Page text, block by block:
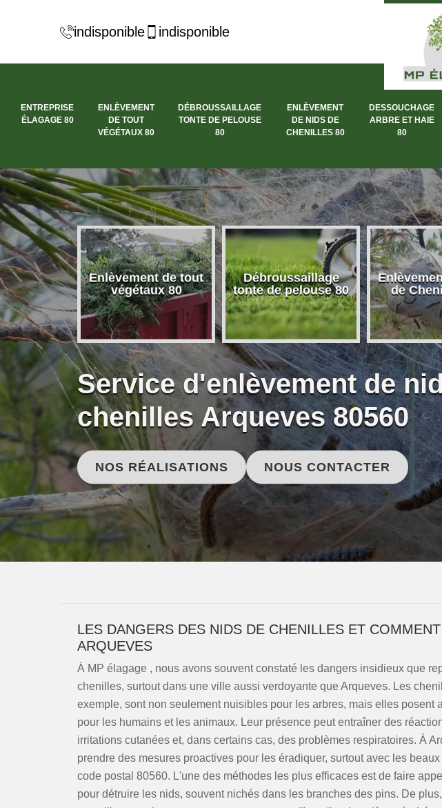
indisponible indisponible
ENTREPRISE
ÉLAGAGE 80
ENLÈVEMENT
DE TOUT
VÉGÉTAUX 80
DÉBROUSSAILLAGE
TONTE DE PELOUSE
80
ENLÈVEMENT
DE NIDS DE
CHENILLES 80
DESSOUCHAGE
ARBRE ET HAIE
80
élagage
Enlèvement de tout
végétaux 80
Débroussaillage
tonte de pelouse 80
de
Service d'enlèvement de
chenilles Arqueves 80560
NOS RÉALISATIONS NOUS CONTACTER
LES DANGERS DES NIDS DE CHENILLES ET
ARQUEVES
À MP élagage , nous avons souvent constaté les dangers insidieux que
chenilles, surtout dans une ville aussi verdoyante que Arqueves. Les
exemple, sont non seulement nuisibles pour les arbres, mais elles posent
pour les humains et les animaux. Leur présence peut entraîner des
irritations cutanées et, dans certains cas, des problèmes respiratoires. À
prendre des mesures proactives pour les éradiquer, surtout avec les
code postal 80560. L'une des méthodes les plus efficaces est de faire
pour détruire les nids, souvent nichés dans les branches des pins. De